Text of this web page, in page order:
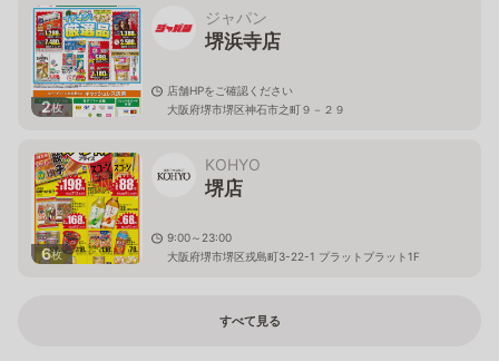
2枚
ジャパン
堺浜寺店
店舗HPをご確認ください
大阪府堺市堺区神石市之町９－２９
6枚
KOHYO
堺店
9:00～23:00
大阪府堺市堺区戎島町3-22-1 プラットプラット1F
すべて見る